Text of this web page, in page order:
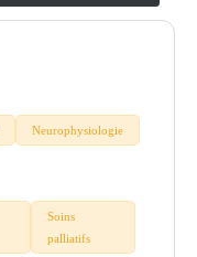
Neurophysiologie
Soins
palliatifs